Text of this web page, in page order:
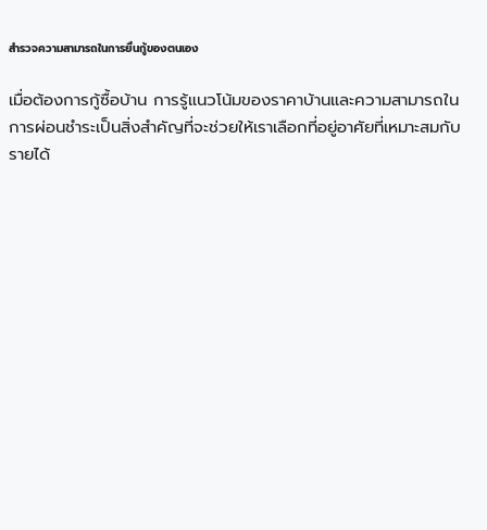
สำรวจความสามารถในการยื่นกู้ของตนเอง
เมื่อต้องการกู้ซื้อบ้าน การรู้แนวโน้มของราคาบ้านและความสามารถใน
การผ่อนชำระเป็นสิ่งสำคัญที่จะช่วยให้เราเลือกที่อยู่อาศัยที่เหมาะสมกับ
รายได้